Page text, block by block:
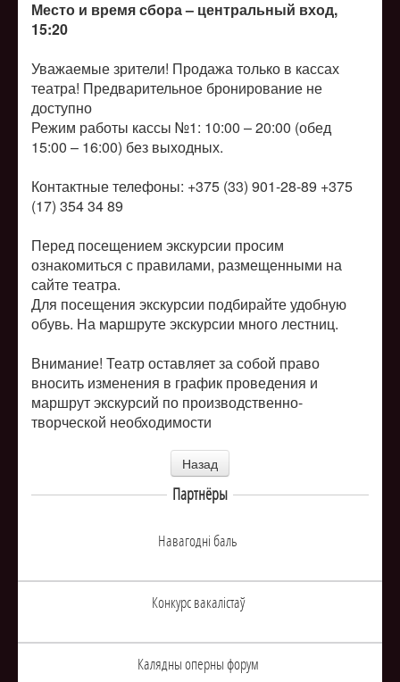
Место и время сбора – центральный вход,
15:20
Уважаемые зрители! Продажа только в кассах
театра! Предварительное бронирование не
доступно
Режим работы кассы №1: 10:00 – 20:00 (обед
15:00 – 16:00) без выходных.
Контактные телефоны: +375 (33) 901-28-89 +375
(17) 354 34 89
Перед посещением экскурсии просим
ознакомиться с правилами, размещенными на
сайте театра.
Для посещения экскурсии подбирайте удобную
обувь. На маршруте экскурсии много лестниц.
Внимание! Театр оставляет за собой право
вносить изменения в график проведения и
маршрут экскурсий по производственно-
творческой необходимости
Назад
Партнёры
Навагоднi баль
Конкурс вакалiстаў
Калядны оперны форум